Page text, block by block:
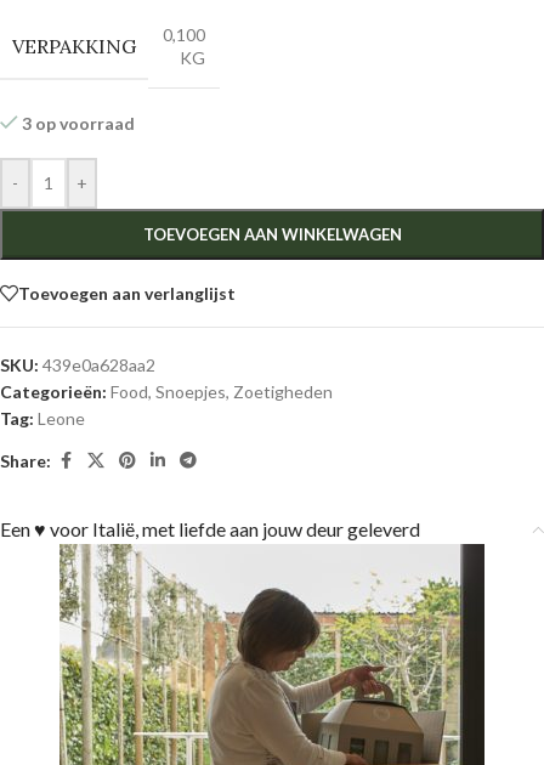
VERPAKKING
0,100
KG
3 op voorraad
- +
TOEVOEGEN AAN WINKELWAGEN
Toevoegen aan verlanglijst
SKU: 439e0a628aa2
Categorieën: Food, Snoepjes, Zoetigheden
Tag: Leone
Share:
Een ♥ voor Italië, met liefde aan jouw deur geleverd